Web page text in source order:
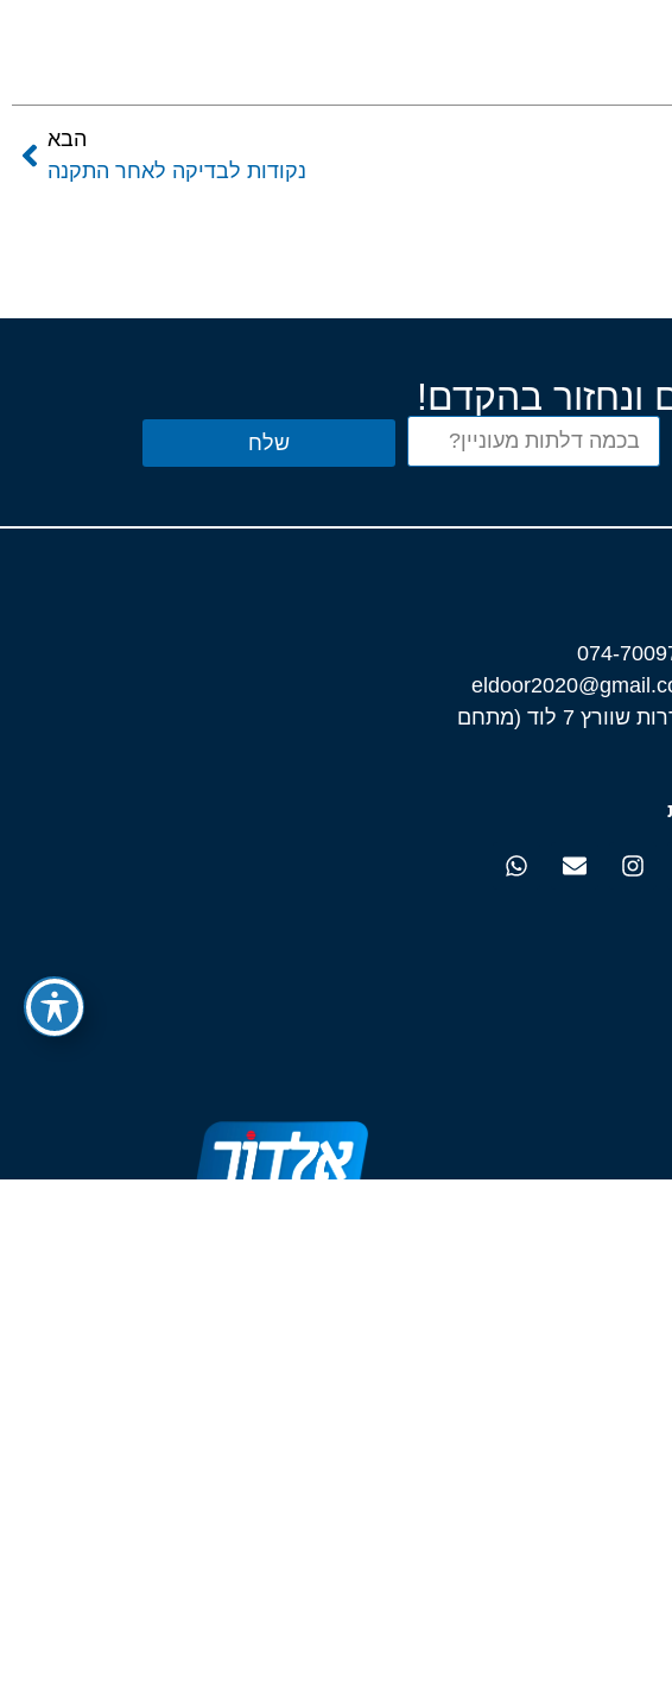
הבא
נקודות לבדיקה לאחר התקנה
ונחזור בהקדם!
שלח
כתובת: שדרות שוורץ 7 לוד (מתחם